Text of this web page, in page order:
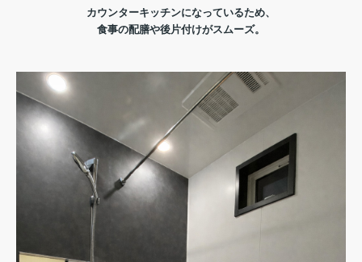
カウンターキッチンになっているため、
食事の配膳や後片付けがスムーズ。